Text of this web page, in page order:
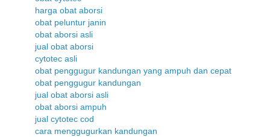
harga obat aborsi
obat peluntur janin
obat aborsi asli
jual obat aborsi
cytotec asli
obat penggugur kandungan yang ampuh dan cepat
obat penggugur kandungan
jual obat aborsi asli
obat aborsi ampuh
jual cytotec cod
cara menggugurkan kandungan